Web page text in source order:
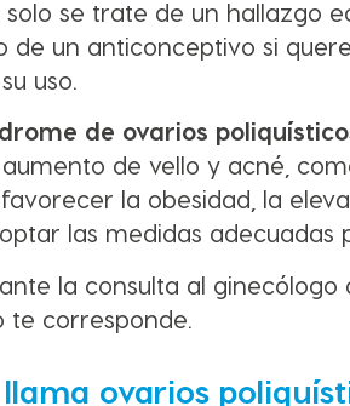
solo se trate de un hallazgo
de un anticonceptivo si
uso.
de ovarios
de vello y acné,
la obesidad, la
las medidas adecuadas
la consulta al
corresponde.
ovarios